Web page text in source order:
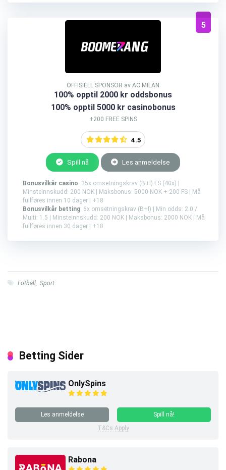
5
OFFISIELL SPONSOR av AC MILAN
100% opptil 2000 kr oddsbonus
100% opptil 5000 kr casinobonus
+200 FREE SPINS
4.5
Spill nå Les anmeldelse
Bonusvilkår casino: 35x omsetningskrav (B+I) FS (40x) |
Minsteinnskudd: 200 NOK | Maksbonus: 5000 NOK + 200 FS | Må
fullføres innen 10 dager | +18
Bonusvilkår betting: 6x omsetningskrav (B+I) | Min odds: 2.0 /
Multi: 1.5 | Minsteinnskudd: 200 NOK | Maksbonus: 2000 NOK | Må
fullføres innen 30 dager | +18
Fotball, Sport
Betting Sider
OnlySpins
Les anmeldelse
Spill nå!
T&Cs Apply
Rabona